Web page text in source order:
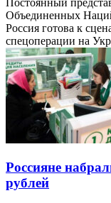
Объединенных
Россия готова к
спецоперации на
Россияне
рублей